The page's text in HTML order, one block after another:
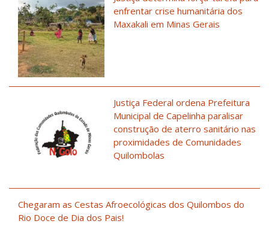
enfrentar crise humanitária dos
Maxakali em Minas Gerais
Justiça Federal ordena Prefeitura
Municipal de Capelinha paralisar
construção de aterro sanitário nas
proximidades de Comunidades
Quilombolas
Chegaram as Cestas Afroecológicas dos Quilombos do
Rio Doce de Dia dos Pais!